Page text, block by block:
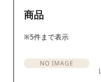
商品
※5件まで表示
NO IMAGE